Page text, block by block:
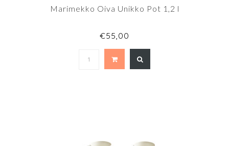
Marimekko Oiva Unikko Pot 1,2 l
€55,00